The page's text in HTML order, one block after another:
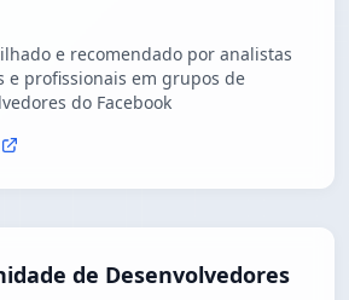
e recomendado por analistas
e profissionais em grupos de
do Facebook
de Desenvolvedores